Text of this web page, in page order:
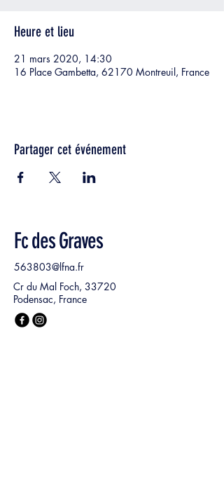
Heure et lieu
21 mars 2020, 14:30
16 Place Gambetta, 62170 Montreuil, France
Partager cet événement
Fc des Graves
563803@lfna.fr
Cr du Mal Foch, 33720
Podensac, France